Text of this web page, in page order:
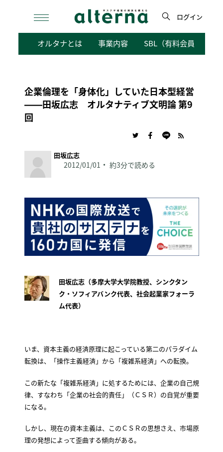
検
ログイン
オルタナとは 事業内容 SBL（有料会員向けサ
企業倫理を「身体化」していた日本型経営
――田坂広志 オルタナティブ文明論 第9
回
田坂広志
2012/01/01 約3分で読める
田坂広志（多摩大学大学院教授、シンクタン
ク・ソフィアバンク代表、社会起業家フォーラ
ム代表）
いま、資本主義の経済原理に起こっている第二のパラダイム
転換は、「操作主義経済」から「複雑系経済」への転換。
この新たな「複雑系経済」に処するためには、企業の自己規
律、すなわち「企業の社会的責任」（ＣＳＲ）の自覚が重要
になる。
しかし、現在の資本主義は、このＣＳＲの思想さえ、市場原
理の発想によって歪曲する傾向がある。